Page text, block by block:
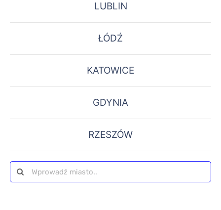
LUBLIN
ŁÓDŹ
KATOWICE
GDYNIA
RZESZÓW
Szukaj